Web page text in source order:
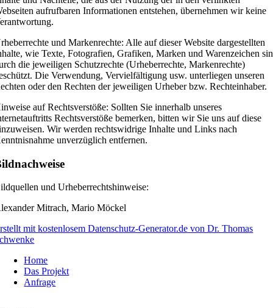
aufrufbaren Informationen entstehen, übernehmen wir keine
und Markenrechte: Alle auf dieser Website dargestellten
wie Texte, Fotografien, Grafiken, Marken und Warenzeichen
die jeweiligen Schutzrechte (Urheberrechte, Markenrechte)
Die Verwendung, Vervielfältigung usw. unterliegen unseren
oder den Rechten der jeweiligen Urheber bzw. Rechteinhaber.
auf Rechtsverstöße: Sollten Sie innerhalb unseres
Rechtsverstöße bemerken, bitten wir Sie uns auf diese
Wir werden rechtswidrige Inhalte und Links nach
unverzüglich entfernen.
und Urheberrechtshinweise:
Mitrach, Mario Möckel
mit kostenlosem Datenschutz-Generator.de von Dr. Thomas
Home
Das Projekt
Anfrage